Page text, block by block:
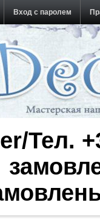
Вход с паролем
Тел.